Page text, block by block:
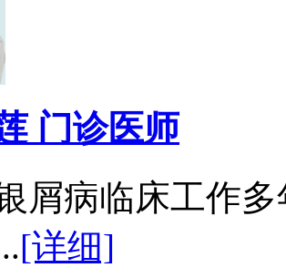
门诊医师
屑病临床工作
[详细]